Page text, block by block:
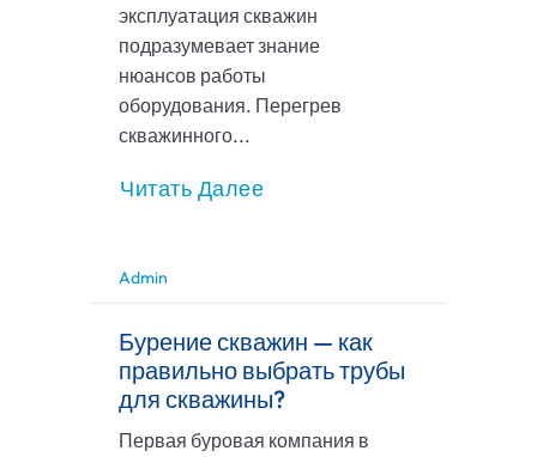
эксплуатация скважин
подразумевает знание
нюансов работы
оборудования. Перегрев
скважинного...
Читать Далее
Admin
Бурение скважин — как
правильно выбрать трубы
для скважины?
Первая буровая компания в